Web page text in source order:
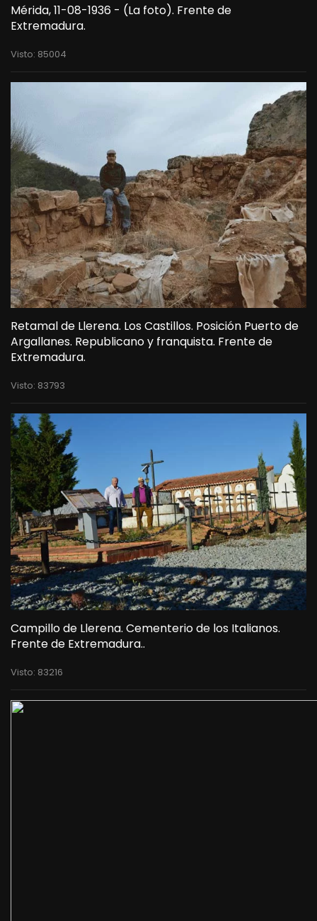
Mérida, 11-08-1936 - (La foto). Frente de
Extremadura.
Visto: 85004
Retamal de Llerena. Los Castillos. Posición Puerto de
Argallanes. Republicano y franquista. Frente de
Extremadura.
Visto: 83793
Campillo de Llerena. Cementerio de los Italianos.
Frente de Extremadura..
Visto: 83216